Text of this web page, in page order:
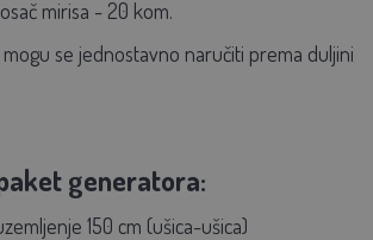
mirisa - 20 kom.
se jednostavno naručiti prema duljini
generatora:
150 cm (ušica-ušica)